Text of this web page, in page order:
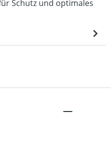
Schutz und optimales